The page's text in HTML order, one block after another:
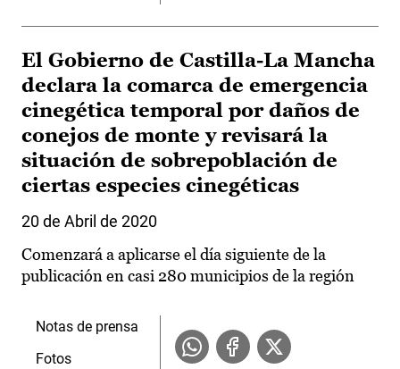
El Gobierno de Castilla-La Mancha
declara la comarca de emergencia
cinegética temporal por daños de
conejos de monte y revisará la
situación de sobrepoblación de
ciertas especies cinegéticas
20 de Abril de 2020
Comenzará a aplicarse el día siguiente de la
publicación en casi 280 municipios de la región
Notas de prensa
Fotos